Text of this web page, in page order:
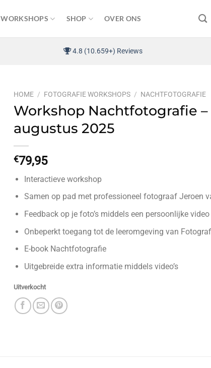
WORKSHOPS SHOP OVER ONS
4.8 (10.659+) Reviews
HOME / FOTOGRAFIE WORKSHOPS / NACHTFOTOGRAFIE
Workshop Nachtfotografie
augustus 2025
€79,95
Interactieve workshop
Samen op pad met professioneel fotograaf Jeroen
Feedback op je foto’s middels een persoonlijke video
Onbeperkt toegang tot de leeromgeving van
E-book Nachtfotografie
Uitgebreide extra informatie middels video’s
Uitverkocht